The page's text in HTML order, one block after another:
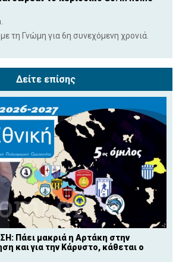
τη Γνώμη για 6η συνεχόμενη χρονιά.
Δείτε επίσης
Πάει μακριά η Αρτάκη στην
και για την Κάρυστο, κάθεται ο